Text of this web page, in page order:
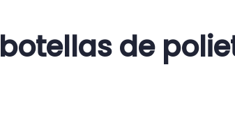
botellas de